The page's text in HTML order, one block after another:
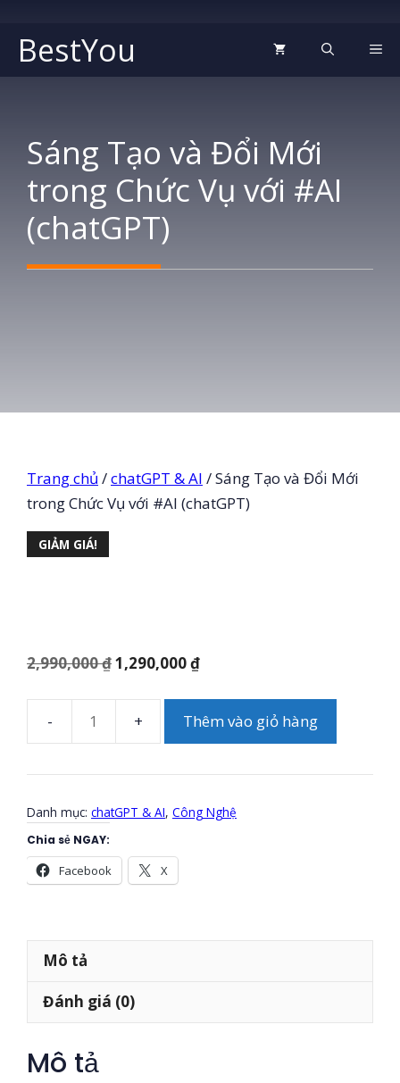
đến
nộiBestYou
Sáng Tạo và Đổi Mới
trong Chức Vụ với #AI
(chatGPT)
Trang chủ /chatGPT & AI / Sáng Tạo và Đổi Mới
trong Chức Vụ với #AI (chatGPT)
GIẢM GIÁ!
2,990,000₫Giá
1,290,000₫Giá
tại
Sáng
và
Đổi
trong
Chức
Thêm vào giỏ hàng
Danh mục: chatGPT & AI, Công Nghệ
Chia sẻ NGAY:
Facebook X
Mô tả
Đánh giá (0)
Mô tả